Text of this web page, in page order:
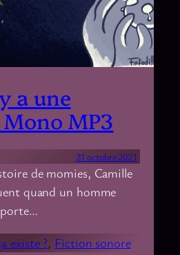
a une
MP3
31 octobre 2021
de momies, Camille
quand un homme
porte…
existe ?, Fiction sonore